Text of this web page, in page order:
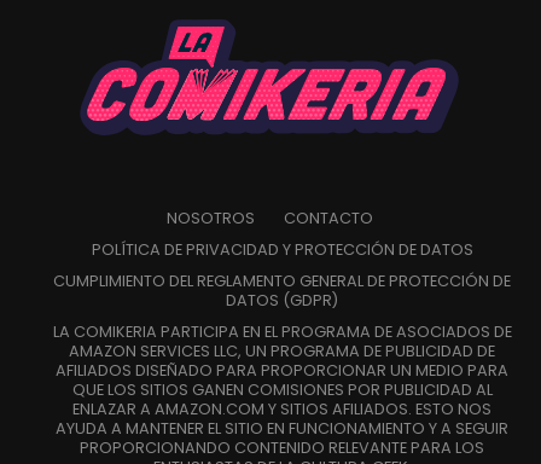
NOSOTROS
CONTACTO
POLÍTICA DE PRIVACIDAD Y PROTECCIÓN DE DATOS
CUMPLIMIENTO DEL REGLAMENTO GENERAL DE PROTECCIÓN DE
DATOS (GDPR)
LA COMIKERIA PARTICIPA EN EL PROGRAMA DE ASOCIADOS DE
AMAZON SERVICES LLC, UN PROGRAMA DE PUBLICIDAD DE
AFILIADOS DISEÑADO PARA PROPORCIONAR UN MEDIO PARA
QUE LOS SITIOS GANEN COMISIONES POR PUBLICIDAD AL
ENLAZAR A AMAZON.COM Y SITIOS AFILIADOS. ESTO NOS
AYUDA A MANTENER EL SITIO EN FUNCIONAMIENTO Y A SEGUIR
PROPORCIONANDO CONTENIDO RELEVANTE PARA LOS